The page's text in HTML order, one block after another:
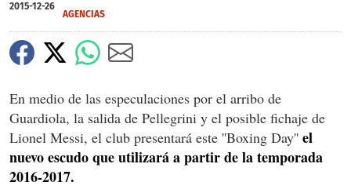
2015-12-26
AGENCIAS
En medio de las especulaciones por el arribo de
Guardiola, la salida de Pellegrini y el posible fichaje de
Lionel Messi, el club presentará este ''Boxing Day'' el
nuevo escudo que utilizará a partir de la temporada
2016-2017.